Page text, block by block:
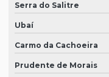
Serra do Salitre
Ubaí
Carmo da Cachoeira
Prudente de Morais